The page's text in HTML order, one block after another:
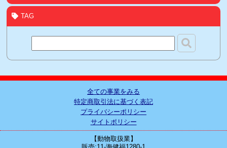
TAG
全ての事業をみる
特定商取引法に基づく表記
プライバシーポリシー
サイトポリシー
【動物取扱業】